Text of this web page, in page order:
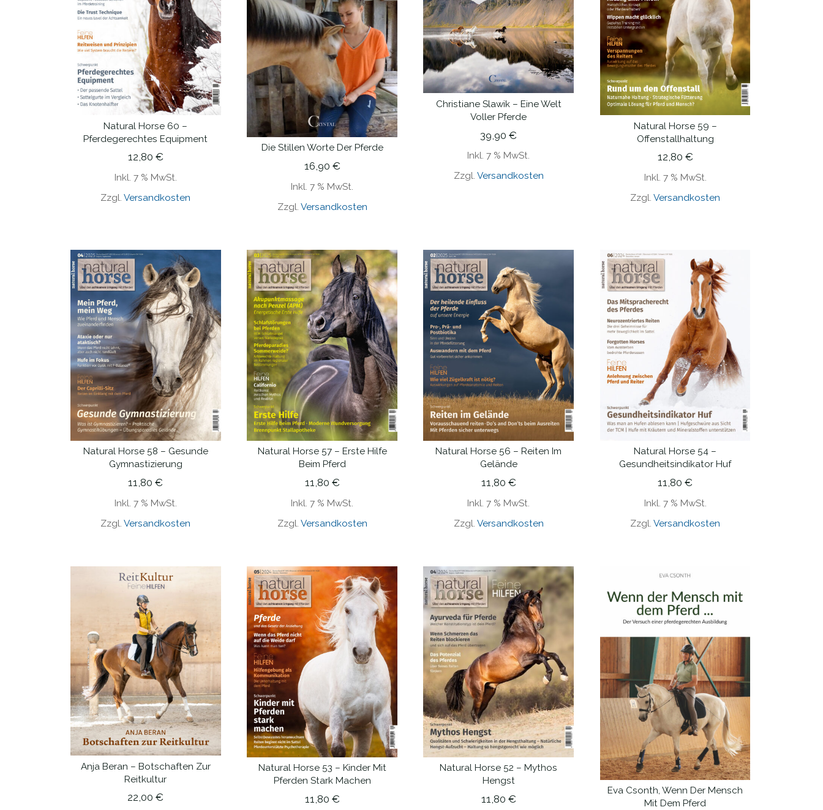
IN DEN WARENKORB
Natural Horse 60 –
Pferdegerechtes Equipment
12,80 €
Inkl. 7 % MwSt.
Zzgl. Versandkosten
IN DEN WARENKORB
Die Stillen Worte Der Pferde
16,90 €
Inkl. 7 % MwSt.
Zzgl. Versandkosten
IN DEN WARENKORB
Christiane Slawik – Eine Welt
Voller Pferde
39,90 €
Inkl. 7 % MwSt.
Zzgl. Versandkosten
IN DEN WARENKORB
Natural Horse 59 –
Offenstallhaltung
12,80 €
Inkl. 7 % MwSt.
Zzgl. Versandkosten
IN DEN WARENKORB
Natural Horse 58 – Gesunde
Gymnastizierung
11,80 €
Inkl. 7 % MwSt.
Zzgl. Versandkosten
IN DEN WARENKORB
Natural Horse 57 – Erste Hilfe
Beim Pferd
11,80 €
Inkl. 7 % MwSt.
Zzgl. Versandkosten
IN DEN WARENKORB
Natural Horse 56 – Reiten Im
Gelände
11,80 €
Inkl. 7 % MwSt.
Zzgl. Versandkosten
IN DEN WARENKORB
Natural Horse 54 –
Gesundheitsindikator Huf
11,80 €
Inkl. 7 % MwSt.
Zzgl. Versandkosten
IN DEN WARENKORB
Anja Beran – Botschaften Zur
Reitkultur
22,00 €
IN DEN WARENKORB
Natural Horse 53 – Kinder Mit
Pferden Stark Machen
11,80 €
IN DEN WARENKORB
Natural Horse 52 – Mythos
Hengst
11,80 € IN DEN WARENKORB
Eva Csonth, Wenn Der Mensch
Mit Dem Pferd